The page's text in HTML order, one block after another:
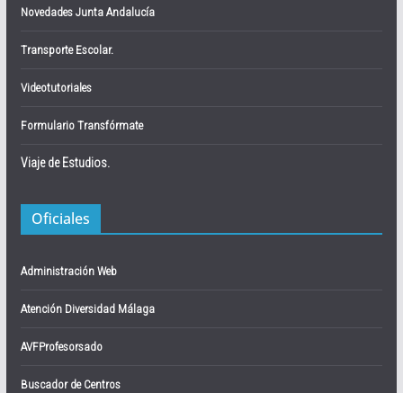
Novedades Junta Andalucía
Transporte Escolar.
Videotutoriales
Formulario Transfórmate
Viaje de Estudios.
Oficiales
Administración Web
Atención Diversidad Málaga
AVFProfesorsado
Buscador de Centros